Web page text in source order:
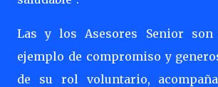
Las y los Asesores Senior son
ejemplo de compromiso y
de su rol voluntario,